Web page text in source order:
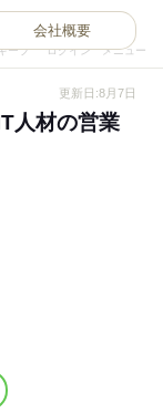
ープ ログイン メニュー
会社概要
更新日:8月7日
人材の営業